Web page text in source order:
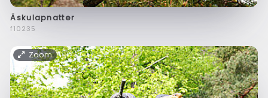
Äskulapnatter
f10235
Zoom